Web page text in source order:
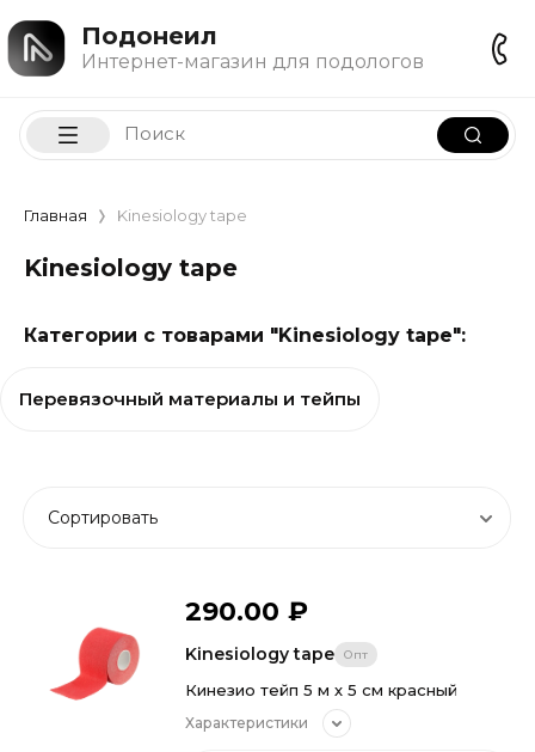
Подонеил
Интернет-магазин для подологов
Главная Kinesiology tape
Kinesiology tape
Категории с товарами "Kinesiology tape":
Перевязочный материалы и тейпы
Сортировать
290.00 ₽
Kinesiology tape Опт
Кинезио тейп 5 м х 5 см красный
Характеристики